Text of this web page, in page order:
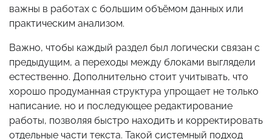
важны в работах с большим объёмом данных или
практическим анализом.
Важно, чтобы каждый раздел был логически связан с
предыдущим, а переходы между блоками выглядели
естественно. Дополнительно стоит учитывать, что
хорошо продуманная структура упрощает не только
написание, но и последующее редактирование
работы, позволяя быстро находить и корректировать
отдельные части текста. Такой системный подход